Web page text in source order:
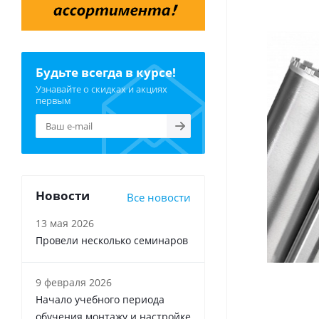
Будьте всегда в курсе!
Узнавайте о скидках и акциях
первым
Новости Все новости
13 мая 2026
Провели несколько семинаров
9 февраля 2026
Начало учебного периода